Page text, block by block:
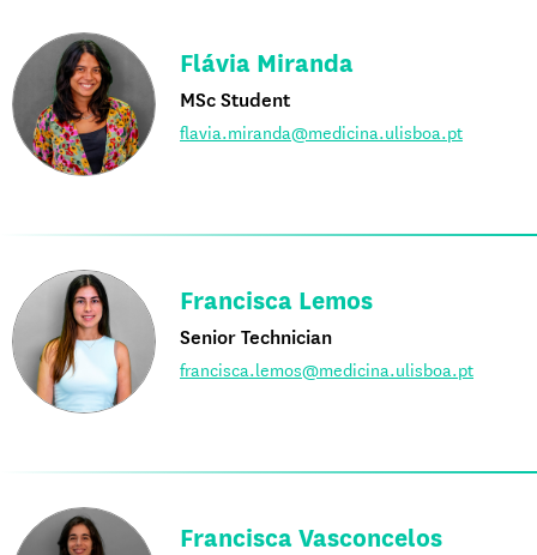
Flávia Miranda
MSc Student
flavia.miranda@medicina.ulisboa.pt
Francisca Lemos
Senior Technician
francisca.lemos@medicina.ulisboa.pt
Francisca Vasconcelos